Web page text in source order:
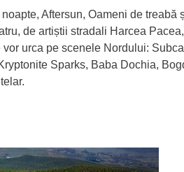
Aftersun, Oameni de treabă
de artiștii stradali Harcea
urca pe scenele Nordului:
Sparks, Baba Dochia,